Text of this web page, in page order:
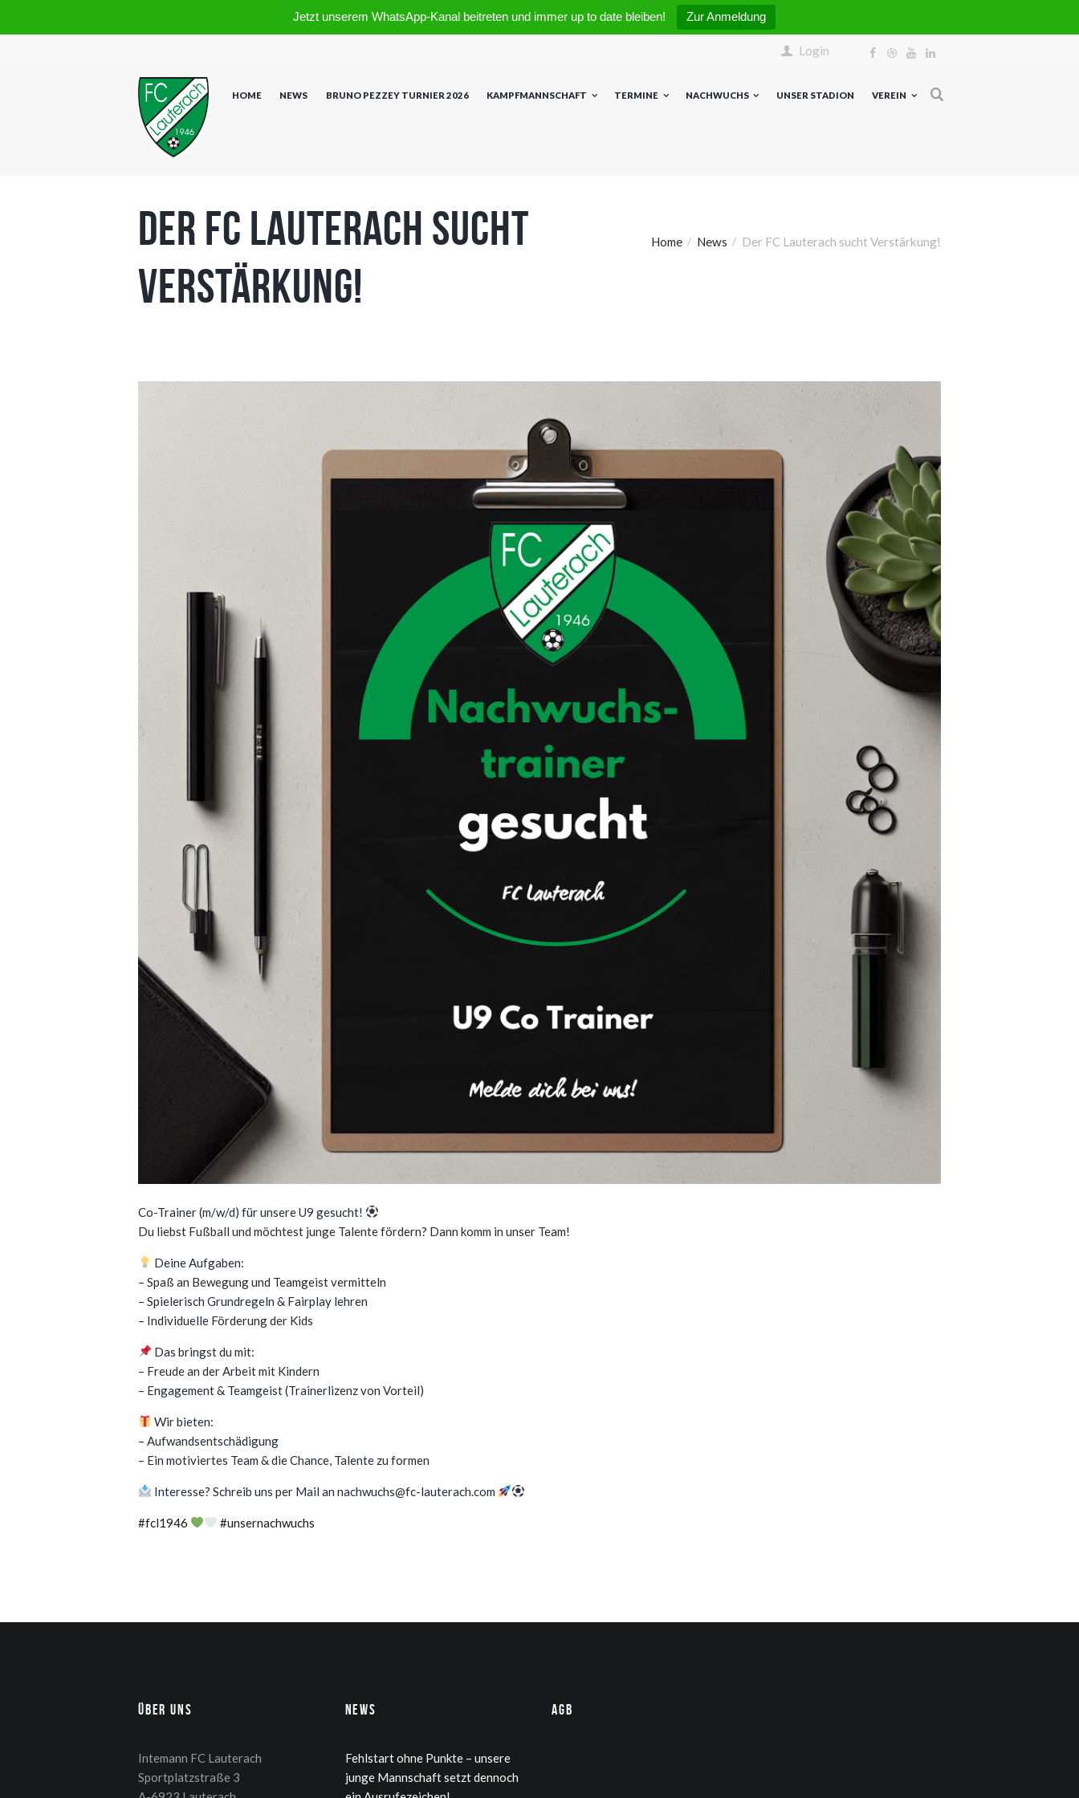
Jetzt unserem WhatsApp-Kanal beitreten und immer up to date bleiben! Zur Anmeldung
Login
HOME NEWS BRUNO PEZZEY TURNIER 2026 KAMPFMANNSCHAFT TERMINE NACHWUCHS UNSER STADION VEREIN
Der FC Lauterach sucht
Verstärkung!
Home News Der FC Lauterach sucht Verstärkung!
Co-Trainer (m/w/d) für unsere U9 gesucht!
Du liebst Fußball und möchtest junge Talente fördern? Dann komm in unser Team!
Deine Aufgaben:
– Spaß an Bewegung und Teamgeist vermitteln
– Spielerisch Grundregeln & Fairplay lehren
– Individuelle Förderung der Kids
Das bringst du mit:
– Freude an der Arbeit mit Kindern
– Engagement & Teamgeist (Trainerlizenz von Vorteil)
Wir bieten:
– Aufwandsentschädigung
– Ein motiviertes Team & die Chance, Talente zu formen
Interesse? Schreib uns per Mail an nachwuchs@fc-lauterach.com
#fcl1946 #unsernachwuchs
Über uns
Intemann FC Lauterach
Sportplatzstraße 3
News
Fehlstart ohne Punkte – unsere
junge Mannschaft setzt dennoch
AGB